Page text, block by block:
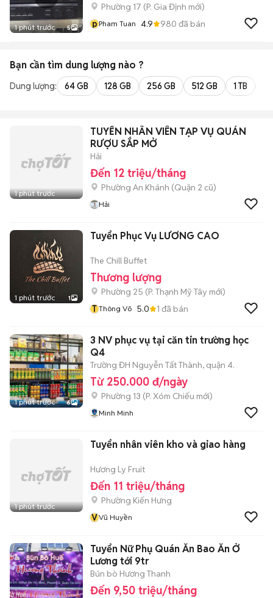
1 phút trước 5
Phường 17 (P. Gia Định mới)
pPham Tuan 4.9 980 đã bán
Bạn cần tìm dung lượng nào ?
Dung lượng: 64 GB 128 GB 256 GB 512 GB 1 TB
1 phút trước
TUYỂN NHÂN VIÊN TẠP VỤ QUÁN
RƯỢU SẮP MỞ
Hải
Đến 12 triệu/tháng
Phường An Khánh (Quận 2 cũ)
Hải
1 phút trước 1
Tuyển Phục Vụ LƯƠNG CAO
The Chill Buffet
Thương lượng
Phường 25 (P. Thạnh Mỹ Tây mới)
T Thông Võ 5.0 1 đã bán
1 phút trước 6
3 NV phục vụ tại căn tin trường học
Q4
Trường ĐH Nguyễn Tất Thành, quận 4.
Từ 250.000 đ/ngày
Phường 13 (P. Xóm Chiếu mới)
Minh Minh
1 phút trước
Tuyển nhân viên kho và giao hàng
Hương Ly Fruit
Đến 11 triệu/tháng
Phường Kiến Hưng
VVũ Huyền
Tuyển Nữ Phụ Quán Ăn Bao Ăn Ở
Lương tới 9tr
Bún bò Hương Thanh
Đến 9,50 triệu/tháng